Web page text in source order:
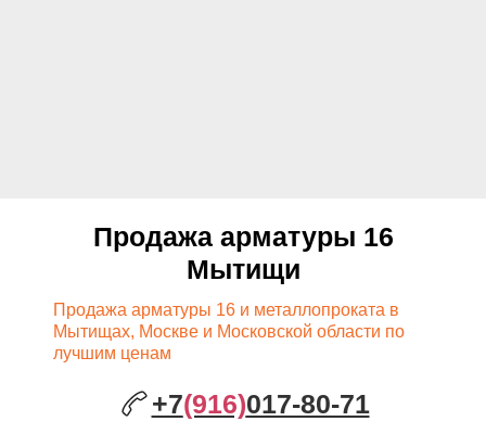
Продажа арматуры 16
Мытищи
Продажа арматуры 16 и металлопроката в
Мытищах, Москве и Московской области по
лучшим ценам
+7(916)017-80-71